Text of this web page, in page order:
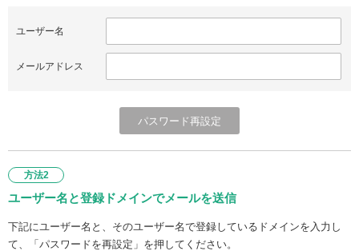
ユーザー名
メールアドレス
方法2
ユーザー名と登録ドメインでメールを送信
下記にユーザー名と、そのユーザー名で登録しているドメインを入力し
て、「パスワードを再設定」を押してください。